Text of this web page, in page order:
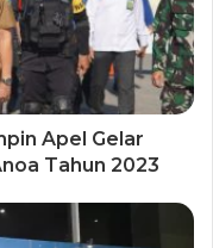
Apel Gelar
Tahun 2023